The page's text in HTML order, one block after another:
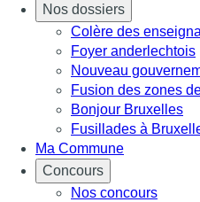
Nos dossiers
Colère des
Foyer anderlechtois
Nouveau
Fusion des zones
Bonjour Bruxelles
Fusillades à
Ma Commune
Concours
Nos concours